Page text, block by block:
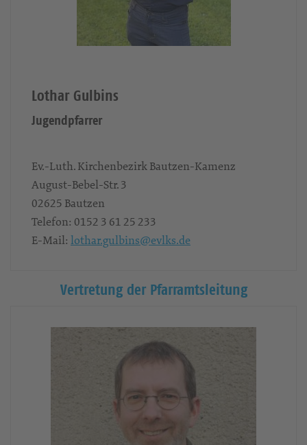
Lothar Gulbins
Jugendpfarrer
Ev.-Luth. Kirchenbezirk Bautzen-Kamenz
August-Bebel-Str. 3
02625 Bautzen
Telefon: 0152 3 61 25 233
E-Mail: lothar.gulbins@evlks.de
Vertretung der Pfarramtsleitung